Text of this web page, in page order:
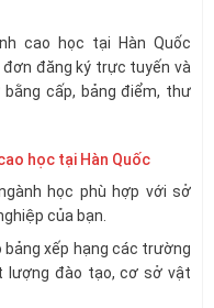
cao học tại Hàn Quốc
đăng ký trực tuyến và
cấp, bảng điểm, thư
học tại Hàn Quốc
học phù hợp với sở
của bạn.
bảng xếp hạng các trường
lượng đào tạo, cơ sở vật